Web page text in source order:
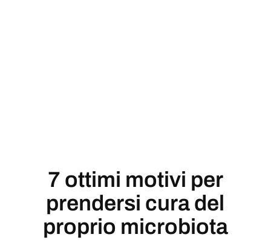
7 ottimi motivi per
prendersi cura del
proprio microbiota